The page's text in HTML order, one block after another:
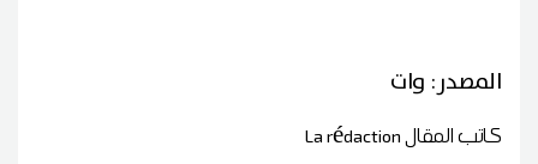
المصدر: وات
كاتب المقالLa rédaction